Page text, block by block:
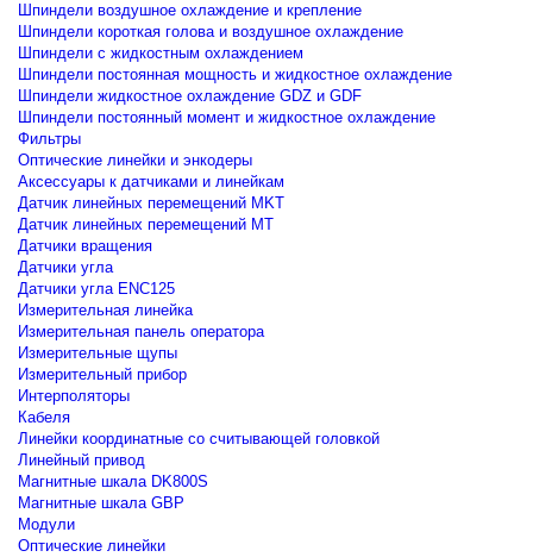
Шпиндели воздушное охлаждение и крепление
Шпиндели короткая голова и воздушное охлаждение
Шпиндели с жидкостным охлаждением
Шпиндели постоянная мощность и жидкостное охлаждение
Шпиндели жидкостное охлаждение GDZ и GDF
Шпиндели постоянный момент и жидкостное охлаждение
Фильтры
Оптические линейки и энкодеры
Аксессуары к датчиками и линейкам
Датчик линейных перемещений MKT
Датчик линейных перемещений MT
Датчики вращения
Датчики угла
Датчики угла ENC125
Измерительная линейка
Измерительная панель оператора
Измерительные щупы
Измерительный прибор
Интерполяторы
Кабеля
Линейки координатные со считывающей головкой
Линейный привод
Магнитные шкала DK800S
Магнитные шкала GBP
Модули
Оптические линейки